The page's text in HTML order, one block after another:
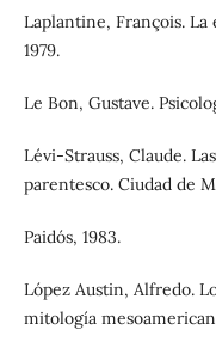
Laplantine, François. La
1979.
Le Bon, Gustave.
Lévi-Strauss, Claude.
parentesco. Ciudad de
Paidós, 1983.
López Austin, Alfredo.
mitología